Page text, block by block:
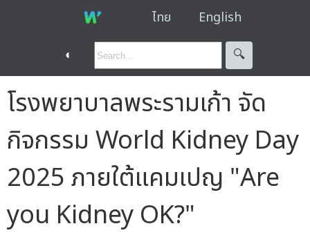
ไทย English
◐ 🔍︎
โรงพยาบาลพระรามเก้า จัด
กิจกรรม World Kidney Day
2025 ภายใต้แคมเปญ "Are
you Kidney OK?"